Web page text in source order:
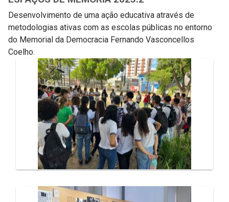
Desenvolvimento de uma ação educativa através de
metodologias ativas com as escolas públicas no entorno
do Memorial da Democracia Fernando Vasconcellos
Coelho.
Galeria de Mídias